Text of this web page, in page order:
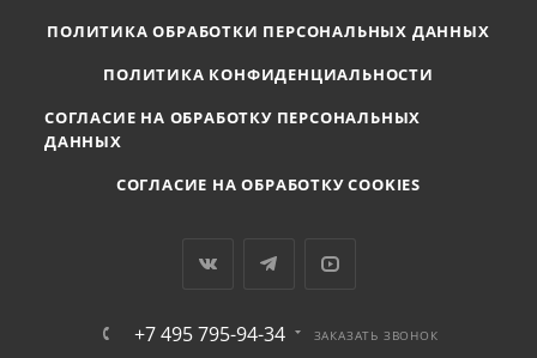
ПОЛИТИКА ОБРАБОТКИ ПЕРСОНАЛЬНЫХ ДАННЫХ
ПОЛИТИКА КОНФИДЕНЦИАЛЬНОСТИ
СОГЛАСИЕ НА ОБРАБОТКУ ПЕРСОНАЛЬНЫХ
ДАННЫХ
СОГЛАСИЕ НА ОБРАБОТКУ COOKIES
+7 495 795-94-34 ЗАКАЗАТЬ ЗВОНОК